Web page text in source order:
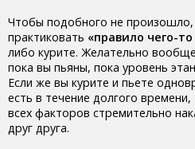
Чтобы подобного не произошло,
практиковать «правило чего-
либо курите. Желательно
пока вы пьяны, пока уровень
Если же вы курите и пьете
есть в течение долгого
всех факторов стремительно
друг друга.